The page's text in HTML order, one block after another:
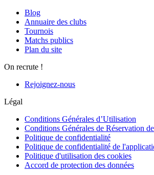
Blog
Annuaire des clubs
Tournois
Matchs publics
Plan du site
On recrute !
Rejoignez-nous
Légal
Conditions Générales d’Utilisation
Conditions Générales de Réservation
Politique de confidentialité
Politique de confidentialité de
Politique d'utilisation des cookies
Accord de protection des données